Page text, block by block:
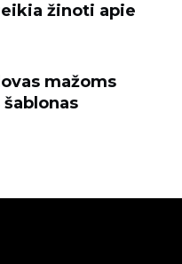
žinoti apie
mažoms